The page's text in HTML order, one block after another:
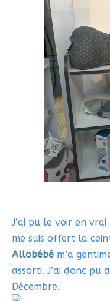
J’ai pu le voir en
me suis offert la
Allobébé m’a
assorti. J’ai donc pu
Décembre.